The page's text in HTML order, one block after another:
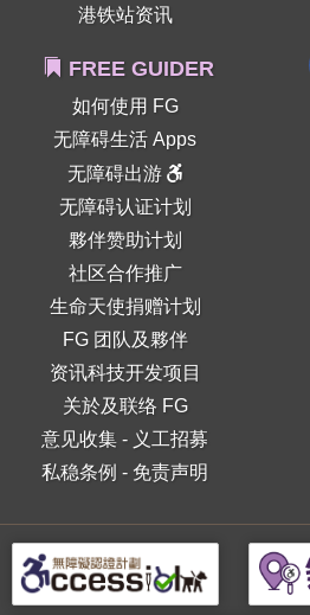
港铁站资讯
FREE GUIDER
如何使用 FG
无障碍生活 Apps
无障碍出游
无障碍认证计划
夥伴赞助计划
社区合作推广
生命天使捐赠计划
FG 团队及夥伴
资讯科技开发项目
关於及联络 FG
意见收集 - 义工招募
私稳条例 - 免责声明